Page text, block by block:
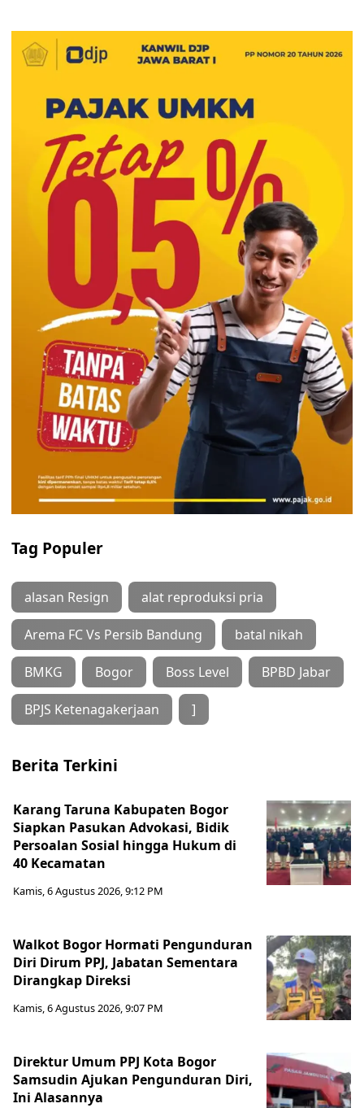
Tag Populer
alasan Resign alat reproduksi pria
Arema FC Vs Persib Bandung batal nikah
BMKG Bogor Boss Level BPBD Jabar
BPJS Ketenagakerjaan ]
Berita Terkini
Karang Taruna Kabupaten Bogor
Siapkan Pasukan Advokasi, Bidik
Persoalan Sosial hingga Hukum di
40 Kecamatan
Kamis, 6 Agustus 2026, 9:12 PM
Walkot Bogor Hormati Pengunduran
Diri Dirum PPJ, Jabatan Sementara
Dirangkap Direksi
Kamis, 6 Agustus 2026, 9:07 PM
Direktur Umum PPJ Kota Bogor
Samsudin Ajukan Pengunduran Diri,
Ini Alasannya